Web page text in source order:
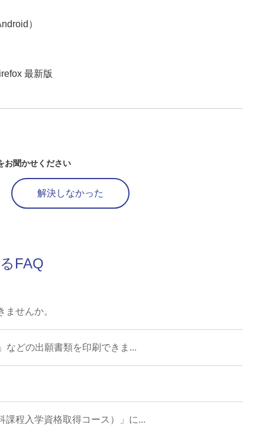
）
最新版
お聞かせください
解決しなかった
FAQ
せんか。
などの出願書類を印刷できま...
課程入学資格取得コース）」に...